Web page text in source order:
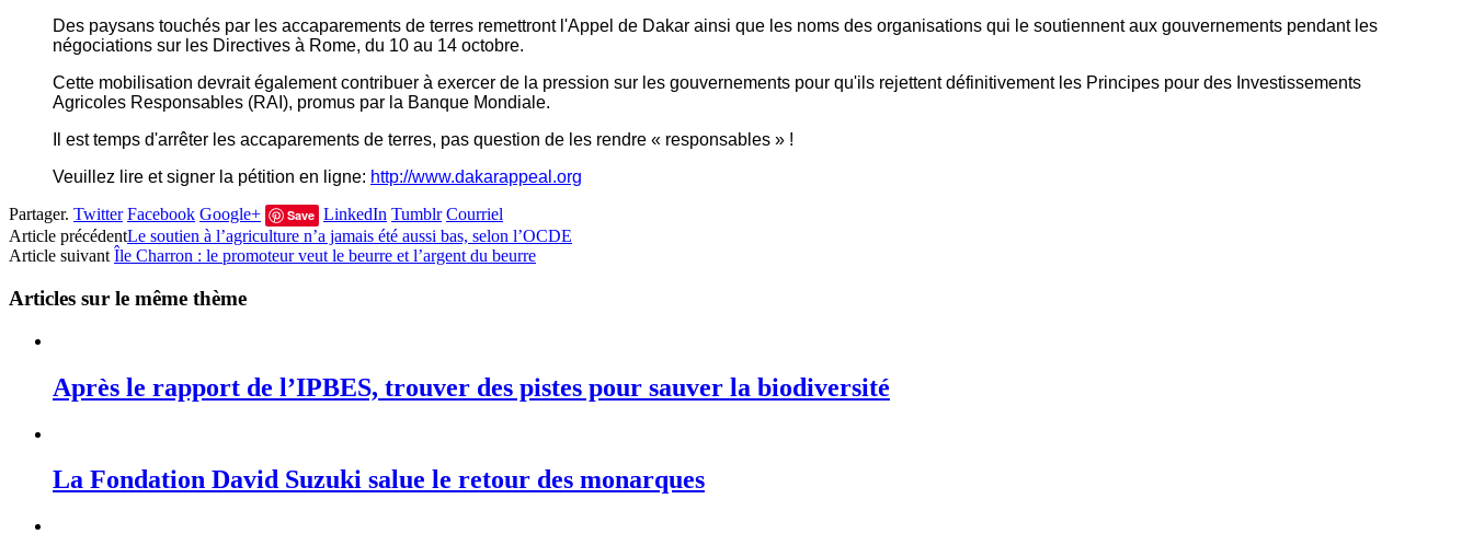
Des paysans touchés par les accaparements de terres remettront l'Appel de Dakar ainsi que les noms des organisations qui le soutiennent aux gouvernements pendant les
négociations sur les Directives à Rome, du 10 au 14 octobre.
Cette mobilisation devrait également contribuer à exercer de la pression sur les gouvernements pour qu'ils rejettent définitivement les Principes pour des Investissements
Agricoles Responsables (RAI), promus par la Banque Mondiale.
Il est temps d'arrêter les accaparements de terres, pas question de les rendre « responsables » !
Veuillez lire et signer la pétition en ligne: http://www.dakarappeal.org
Partager. Twitter Facebook Google+ Save LinkedIn Tumblr Courriel
Article précédentLe soutien à l’agriculture n’a jamais été aussi bas, selon l’OCDE
Article suivant Île Charron : le promoteur veut le beurre et l’argent du beurre
Articles sur le même thème
Après le rapport de l’IPBES, trouver des pistes pour sauver la biodiversité
La Fondation David Suzuki salue le retour des monarques